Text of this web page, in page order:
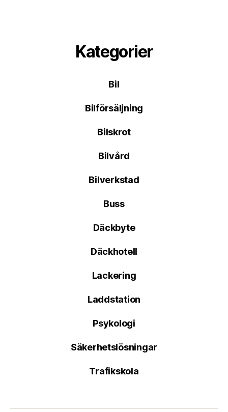
Kategorier
Bil
Bilförsäljning
Bilskrot
Bilvård
Bilverkstad
Buss
Däckbyte
Däckhotell
Lackering
Laddstation
Psykologi
Säkerhetslösningar
Trafikskola